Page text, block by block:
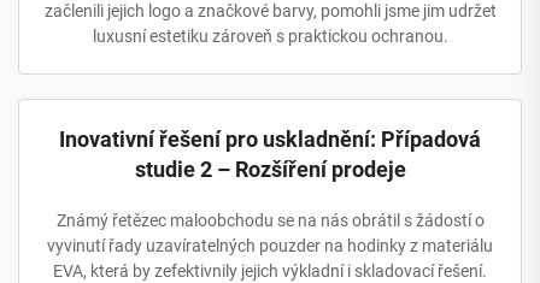
začlenili jejich logo a značkové barvy, pomohli jsme jim udržet
luxusní estetiku zároveň s praktickou ochranou.
Inovativní řešení pro uskladnění: Případová
studie 2 – Rozšíření prodeje
Známý řetězec maloobchodu se na nás obrátil s žádostí o
vyvinutí řady uzavíratelných pouzder na hodinky z materiálu
EVA, která by zefektivnily jejich výkladní i skladovací řešení.